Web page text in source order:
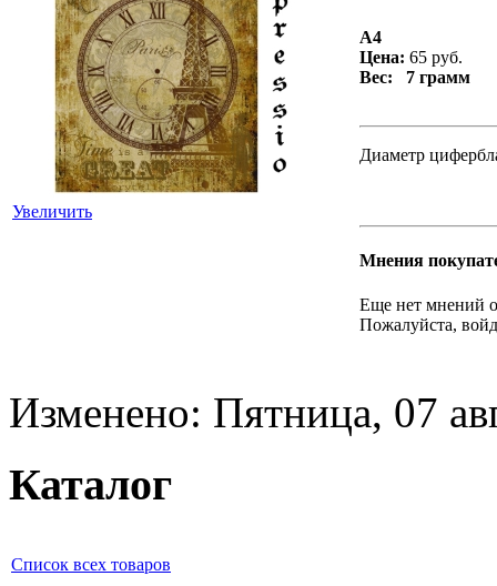
Увеличить
А4
Цена: 65 руб.
Вес: 7 грамм
Диаметр
Мнения
Еще нет мнений
Пожалуйста,
Изменено: Пятница, 07
Каталог
Список всех товаров